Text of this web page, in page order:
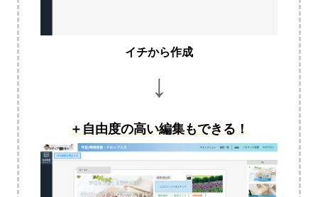
イチから作成
↓
＋自由度の高い編集もできる！